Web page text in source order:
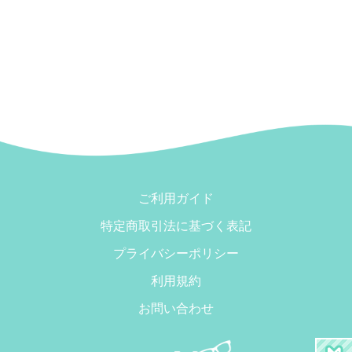
ご利用ガイド
特定商取引法に基づく表記
プライバシーポリシー
利用規約
お問い合わせ